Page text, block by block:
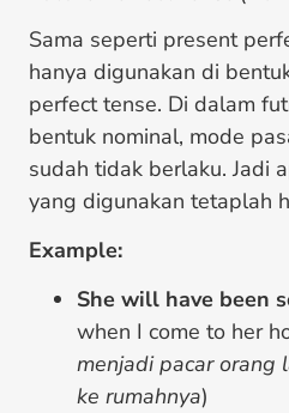
Sama seperti present
hanya digunakan di
perfect tense. Di dalam
bentuk nominal, mode
sudah tidak berlaku. Jadi
yang digunakan tetaplah
Example:
She will have been
when I come to her
menjadi pacar orang
ke rumahnya)